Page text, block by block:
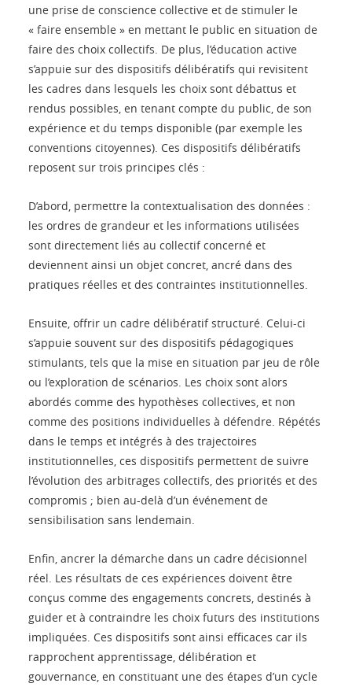
une prise de conscience collective et de stimuler le
« faire ensemble » en mettant le public en situation de
faire des choix collectifs. De plus, l’éducation active
s’appuie sur des dispositifs délibératifs qui revisitent
les cadres dans lesquels les choix sont débattus et
rendus possibles, en tenant compte du public, de son
expérience et du temps disponible (par exemple les
conventions citoyennes). Ces dispositifs délibératifs
reposent sur trois principes clés :
D’abord, permettre la contextualisation des données :
les ordres de grandeur et les informations utilisées
sont directement liés au collectif concerné et
deviennent ainsi un objet concret, ancré dans des
pratiques réelles et des contraintes institutionnelles.
Ensuite, offrir un cadre délibératif structuré. Celui-ci
s’appuie souvent sur des dispositifs pédagogiques
stimulants, tels que la mise en situation par jeu de rôle
ou l’exploration de scénarios. Les choix sont alors
abordés comme des hypothèses collectives, et non
comme des positions individuelles à défendre. Répétés
dans le temps et intégrés à des trajectoires
institutionnelles, ces dispositifs permettent de suivre
l’évolution des arbitrages collectifs, des priorités et des
compromis ; bien au-delà d’un événement de
sensibilisation sans lendemain.
Enfin, ancrer la démarche dans un cadre décisionnel
réel. Les résultats de ces expériences doivent être
conçus comme des engagements concrets, destinés à
guider et à contraindre les choix futurs des institutions
impliquées. Ces dispositifs sont ainsi efficaces car ils
rapprochent apprentissage, délibération et
gouvernance, en constituant une des étapes d’un cycle